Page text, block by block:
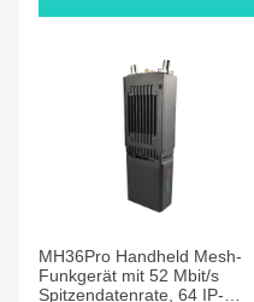
MH36Pro Handheld Mesh-
Funkgerät mit 52 Mbit/s
Spitzendatenrate, 64 IP-